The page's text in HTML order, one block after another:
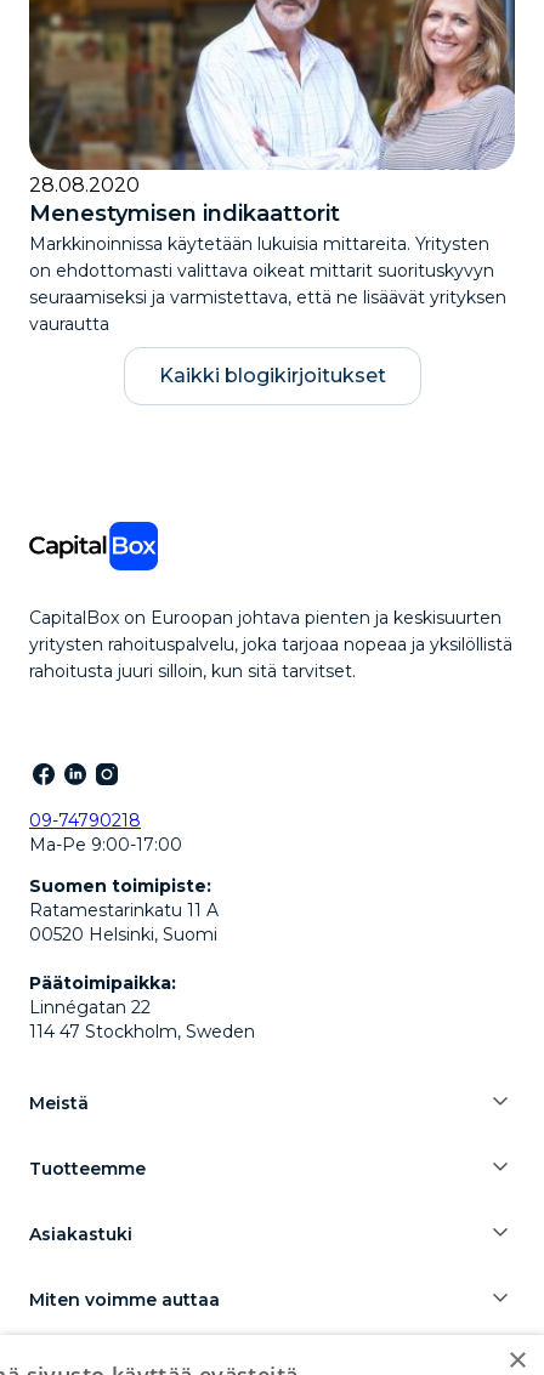
28.08.2020
Menestymisen indikaattorit
Markkinoinnissa käytetään lukuisia mittareita. Yritysten
on ehdottomasti valittava oikeat mittarit suorituskyvyn
seuraamiseksi ja varmistettava, että ne lisäävät yrityksen
vaurautta
Kaikki blogikirjoitukset
CapitalBox on Euroopan johtava pienten ja keskisuurten
yritysten rahoituspalvelu, joka tarjoaa nopeaa ja yksilöllistä
rahoitusta juuri silloin, kun sitä tarvitset.
09-74790218
Ma-Pe 9:00-17:00
Suomen toimipiste:
Ratamestarinkatu 11 A
00520 Helsinki, Suomi
Päätoimipaikka:
Linnégatan 22
114 47 Stockholm, Sweden
Meistä
Tuotteemme
Asiakastuki
Miten voimme auttaa
×